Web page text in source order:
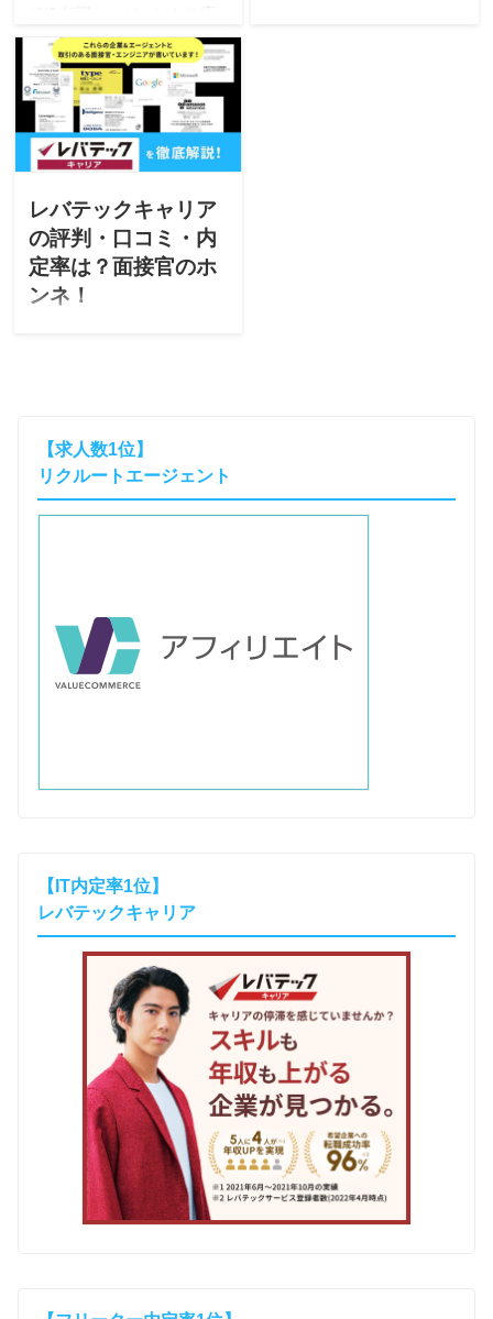
募書類添削はザルって本当
なの!? どの企業にも同じ書
類を送ってのよいの？ 採用
率をあげる方法を現役採用
担当が大公開！全てが5,000
人の応募書類審査・面接・
採用してきた実績に裏打ち
されたデータです！
レバテックキャリア
の評判・口コミ・内
定率は？面接官のホ
ンネ！
んか？東証一部IT企業の現
役面接官がレバテックキャ
リアのリアルな評判・内定
の取り方を紹介。採用側か
【求人数1位】
リクルートエージェント
【IT内定率1位】
レバテックキャリア